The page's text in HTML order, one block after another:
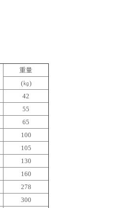
重量
(㎏)
42
55
65
100
105
130
160
278
300